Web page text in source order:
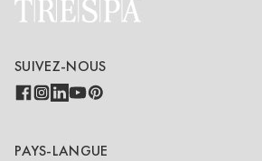
SUIVEZ-NOUS
PAYS-LANGUE